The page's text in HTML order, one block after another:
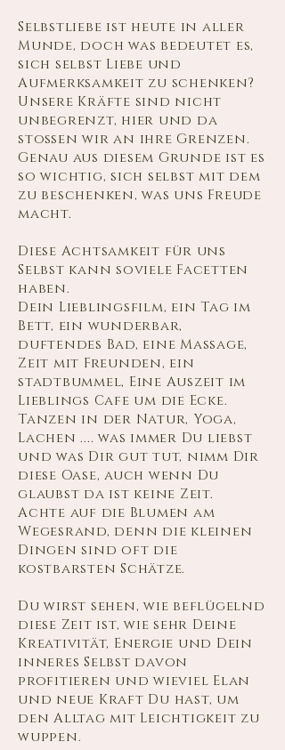
Selbstliebe ist heute in aller
Munde, doch was bedeutet es,
sich selbst Liebe und
Aufmerksamkeit zu schenken?
Unsere Kräfte sind nicht
unbegrenzt, hier und da
stoßen wir an ihre Grenzen.
Genau aus diesem Grunde ist es
so wichtig, sich selbst mit dem
zu beschenken, was uns Freude
macht.
Diese Achtsamkeit für uns
Selbst kann soviele Facetten
haben.
Dein Lieblingsfilm, ein Tag im
Bett, ein wunderbar,
duftendes Bad, eine Massage,
Zeit mit Freunden, ein
stadtbummel, Eine Auszeit im
Lieblings Cafe um die Ecke.
Tanzen in der Natur, Yoga,
Lachen .... was immer Du liebst
und was Dir gut tut, nimm Dir
diese Oase, auch wenn Du
glaubst da ist keine Zeit.
Achte auf die Blumen am
Wegesrand, denn die kleinen
Dingen sind oft die
kostbarsten Schätze.
Du wirst sehen, wie beflügelnd
diese Zeit ist, wie sehr Deine
Kreativität, Energie und Dein
inneres Selbst davon
profitieren und wieviel Elan
und neue Kraft Du hast, um
den Alltag mit Leichtigkeit zu
wuppen.